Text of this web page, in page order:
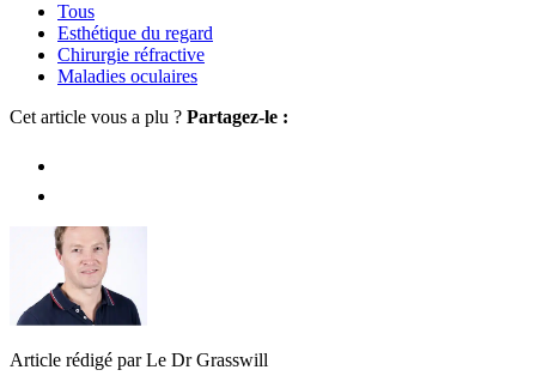
Tous
Esthétique du regard
Chirurgie réfractive
Maladies oculaires
Cet article vous a plu ? Partagez-le :
Article rédigé par Le Dr Grasswill